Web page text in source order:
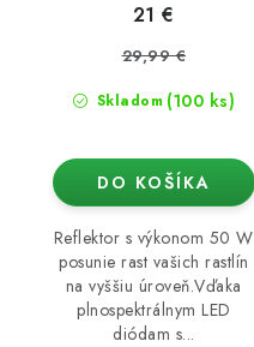
Skladom (100 ks)
21 €
29,99 €
DO KOŠÍKA
Reflektor s výkonom 50 W
posunie rast vašich rastlín
na vyššiu úroveň.Vďaka
plnospektrálnym LED
diódam s...